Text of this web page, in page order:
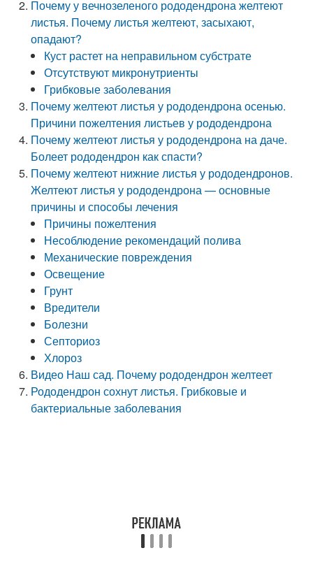
Почему у вечнозеленого рододендрона желтеют
листья. Почему листья желтеют, засыхают,
опадают?
Куст растет на неправильном субстрате
Отсутствуют микронутриенты
Грибковые заболевания
Почему желтеют листья у рододендрона осенью.
Причини пожелтения листьев у рододендрона
Почему желтеют листья у рододендрона на даче.
Болеет рододендрон как спасти?
Почему желтеют нижние листья у рододендронов.
Желтеют листья у рододендрона — основные
причины и способы лечения
Причины пожелтения
Несоблюдение рекомендаций полива
Механические повреждения
Освещение
Грунт
Вредители
Болезни
Септориоз
Хлороз
Видео Наш сад. Почему рододендрон желтеет
Рододендрон сохнут листья. Грибковые и
бактериальные заболевания